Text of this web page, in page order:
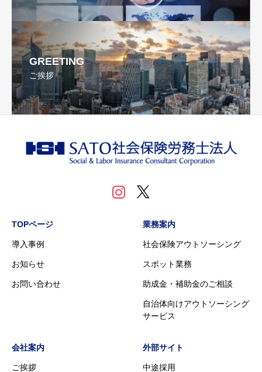
GREETING
ご挨拶
TOPページ
導入事例
お知らせ
お問い合わせ
業務案内
社会保険アウトソーシング
スポット業務
助成金・補助金のご相談
自治体向けアウトソーシング
サービス
会社案内
ご挨拶
外部サイト
中途採用